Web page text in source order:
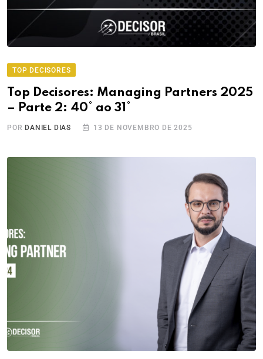
TOP DECISORES
Top Decisores: Managing Partners 2025
– Parte 2: 40° ao 31°
PORDANIEL DIAS 13 DE NOVEMBRO DE 2025